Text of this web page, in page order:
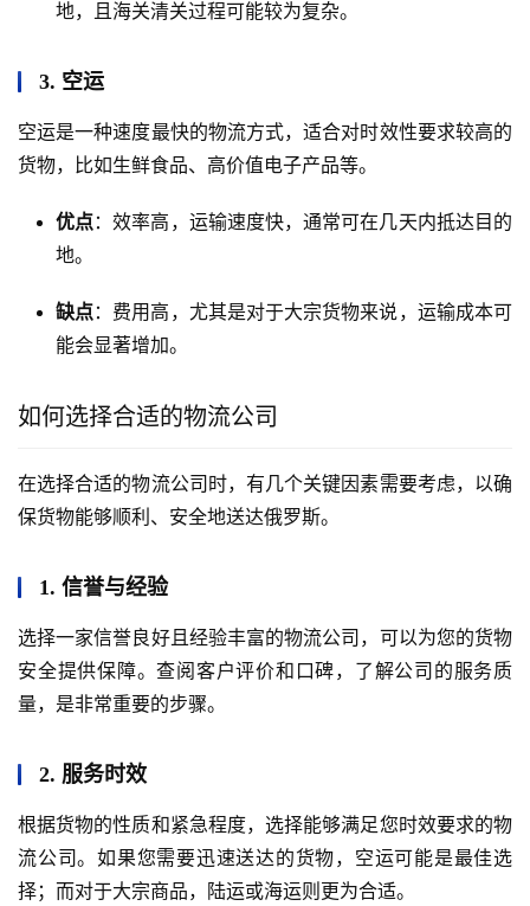
地，且海关清关过程可能较为复杂。
3. 空运
空运是一种速度最快的物流方式，适合对时效性要求较高的
货物，比如生鲜食品、高价值电子产品等。
优点：效率高，运输速度快，通常可在几天内抵达目的
地。
缺点：费用高，尤其是对于大宗货物来说，运输成本可
能会显著增加。
如何选择合适的物流公司
在选择合适的物流公司时，有几个关键因素需要考虑，以确
保货物能够顺利、安全地送达俄罗斯。
1. 信誉与经验
选择一家信誉良好且经验丰富的物流公司，可以为您的货物
安全提供保障。查阅客户评价和口碑，了解公司的服务质
量，是非常重要的步骤。
2. 服务时效
根据货物的性质和紧急程度，选择能够满足您时效要求的物
流公司。如果您需要迅速送达的货物，空运可能是最佳选
择；而对于大宗商品，陆运或海运则更为合适。